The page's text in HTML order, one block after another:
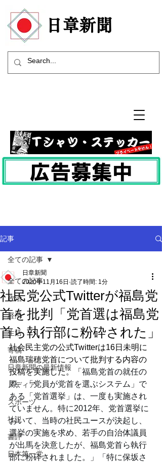
​日章新聞
記事
全ての記事
政治
経済
生活
寄稿
日章新聞の最新情報
メディア
スポーツ
社説
書評
日本第一党
全ての記事
社民党公式Twitterが福島党
首を批判「党首選は福島党
首ら執行部に粉砕された」
日章新聞
2020年11月16日 読了時間: 1分
社会民主党の公式Twitterは16日未明に
福島瑞穂党首について批判する内容の
投稿を実施した。「 福島党首の就任の
際、「党員が党首を選ぶシステム」で
ある「党首選挙」は、一度も実施され
ていません。特に2012年、党首選挙に
おいて、当時の社民ユースが決起し、
選挙の実施を求め、若手の自治体議員
が出馬を決意したが、福島党首ら執行
部に粉砕されました。」「特に保坂さ